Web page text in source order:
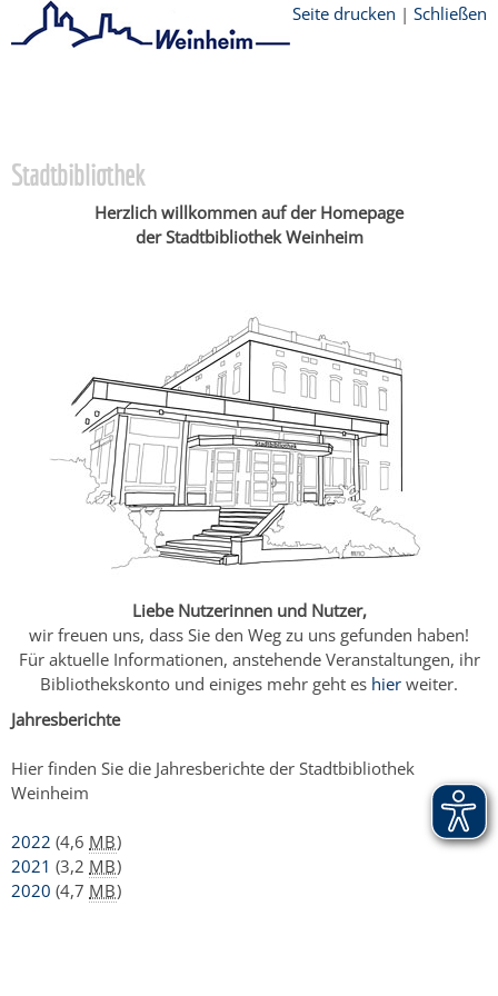
Seite drucken | Schließen
Stadtbibliothek
Herzlich willkommen auf der Homepage
der Stadtbibliothek Weinheim
Liebe Nutzerinnen und Nutzer,
wir freuen uns, dass Sie den Weg zu uns gefunden haben!
Für aktuelle Informationen, anstehende Veranstaltungen, ihr
Bibliothekskonto und einiges mehr geht es hier weiter.
Jahresberichte
Hier finden Sie die Jahresberichte der Stadtbibliothek
Weinheim
2022 (4,6 MB)
2021 (3,2 MB)
2020 (4,7 MB)